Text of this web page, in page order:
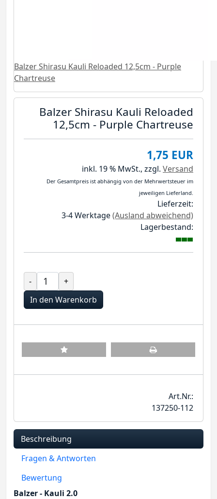
Balzer Shirasu Kauli Reloaded 12,5cm - Purple
Chartreuse
Balzer Shirasu Kauli Reloaded
12,5cm - Purple Chartreuse
1,75 EUR
inkl. 19 % MwSt., zzgl. Versand
Der Gesamtpreis ist abhängig von der Mehrwertsteuer im
jeweiligen Lieferland.
Lieferzeit:
3-4 Werktage(Ausland abweichend)
Lagerbestand:
-
+
In den Warenkorb
Art.Nr.:
137250-112
Beschreibung
Fragen & Antworten
Bewertung
Balzer - Kauli 2.0